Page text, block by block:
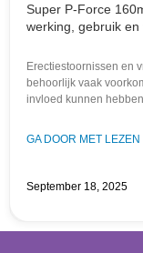
Super P-Force
werking, gebruik en
Erectiestoornissen en
behoorlijk vaak
invloed kunnen
GA DOOR MET LEZEN
September 18, 2025